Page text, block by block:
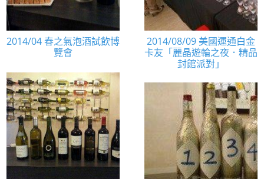
2014/04 春之氣泡酒試飲博
覽會
2014/08/09 美國運通白金
卡友「麗晶遊輪之夜．精品
封館派對」